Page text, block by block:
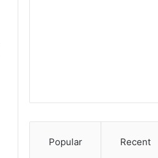
Popular Recent